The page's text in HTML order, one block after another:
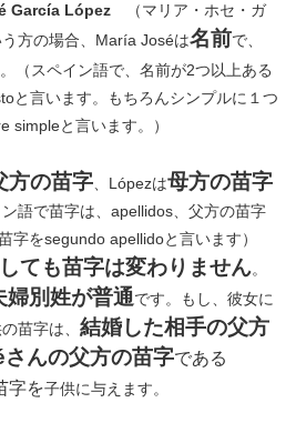
García López （マリア・ホセ・ガ
方の場合、María Joséは名前で、
（スペイン語で、名前が2つ以上ある
と言います。もちろんシンプルに１つ
simpleと言います。）
方の苗字 、Lópezは母方の苗字
語で苗字は、apellidos、父方の苗字
字をsegundo apellidoと言います）
ても苗字は変わりません。
婦別姓が普通です。もし、彼女に
苗字は、 結婚した相手の父方
んの父方の苗字である
字を子供に与えます。